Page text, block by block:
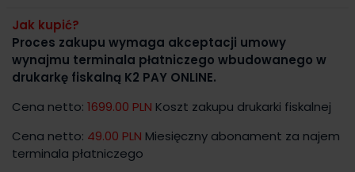
Jak kupić?
Proces zakupu wymaga akceptacji umowy
wynajmu terminala płatniczego wbudowanego w
drukarkę fiskalną K2 PAY ONLINE.
Cena netto: 1699.00 PLN Koszt zakupu drukarki fiskalnej
Cena netto: 49.00 PLN Miesięczny abonament za najem
terminala płatniczego